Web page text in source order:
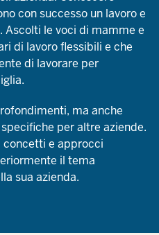
con successo un lavoro e
Ascolti le voci di mamme e
di lavoro flessibili e che
di lavorare per
ma anche
per altre aziende.
concetti e approcci
il tema
sua azienda.